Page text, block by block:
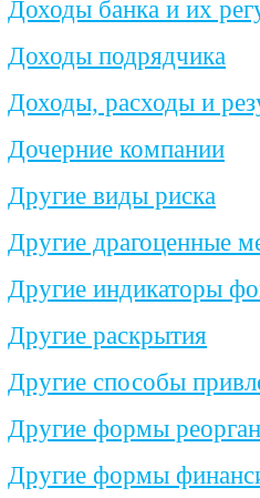
Доходы банка и их
Доходы подрядчика
Доходы, расходы и
Дочерние компании
Другие виды риска
Другие драгоценные
Другие индикаторы
Другие раскрытия
Другие способы
Другие формы
Другие формы